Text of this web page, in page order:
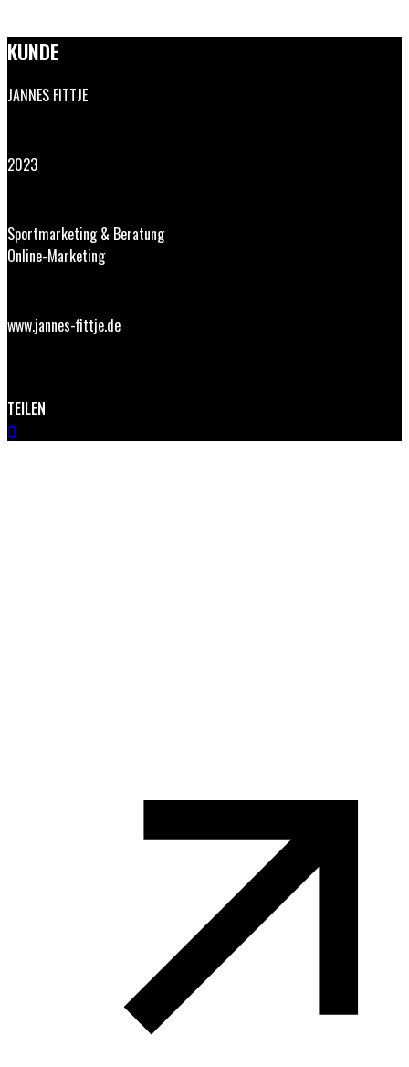
KUNDE
JANNES FITTJE
2023
Sportmarketing & Beratung
Online-Marketing
www.jannes-fittje.de
TEILEN